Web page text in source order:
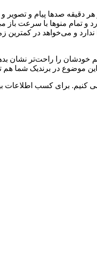
صدها پیام و تصویر و
منوها با سرعت باز
و می‌خواهد در کمترین
را راحت‌تر نشان
موضوع در برندیک شما هم
می کنیم. برای کسب